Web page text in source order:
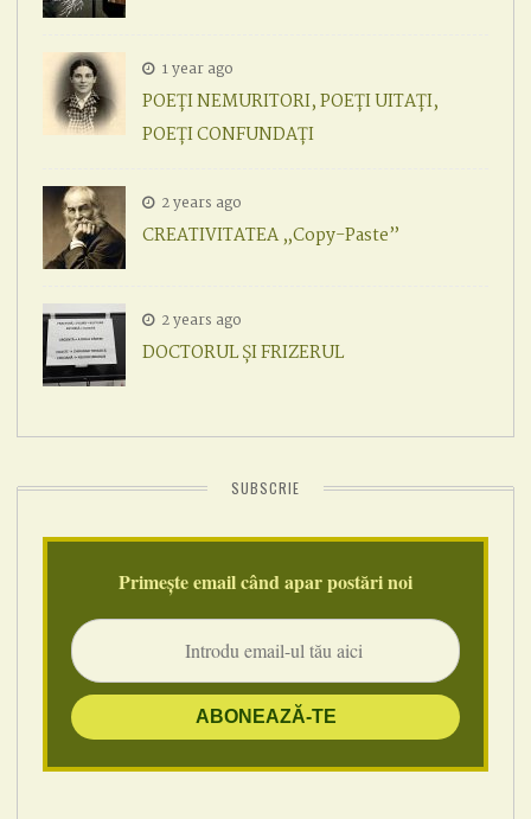
1 year ago
POEȚI NEMURITORI, POEȚI UITAȚI,
POEȚI CONFUNDAȚI
2 years ago
CREATIVITATEA „Copy-Paste”
2 years ago
DOCTORUL ȘI FRIZERUL
SUBSCRIE
Primește email când apar postări noi